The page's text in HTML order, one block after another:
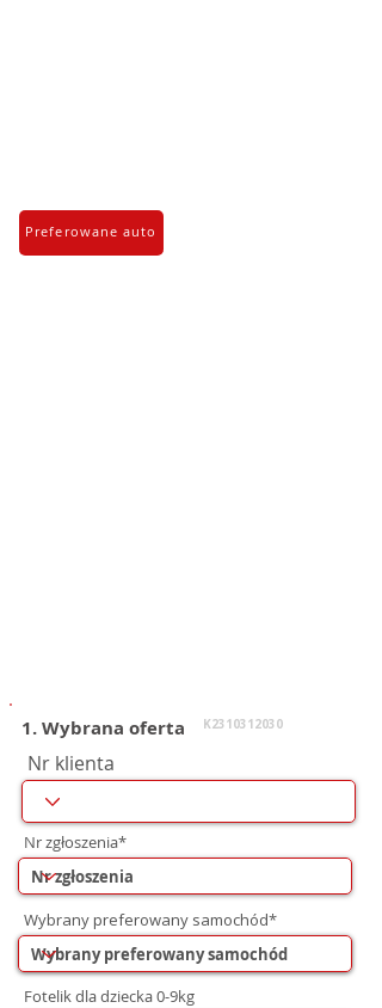
Preferowane auto
1. Wybrana oferta K2310312030
Nr klienta
Nr zgłoszenia*
Wybrany preferowany samochód*
Fotelik dla dziecka 0-9kg